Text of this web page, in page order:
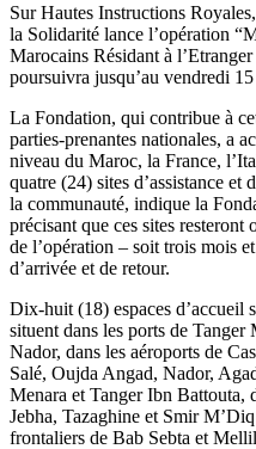
Sur Hautes Instructions
la Solidarité lance l’opération
Marocains Résidant à
poursuivra jusqu’au vendredi 15
La Fondation, qui contribue à
parties-prenantes nationales, a
niveau du Maroc, la France,
quatre (24) sites d’assistance et
la communauté, indique la
précisant que ces sites
de l’opération – soit trois mois
d’arrivée et de retour.
Dix-huit (18) espaces d’accueil
situent dans les ports de
Nador, dans les aéroports de
Salé, Oujda Angad, Nador,
Menara et Tanger Ibn Battouta,
Jebha, Tazaghine et Smir
frontaliers de Bab Sebta et